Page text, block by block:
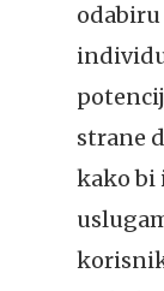
strane
kako bi